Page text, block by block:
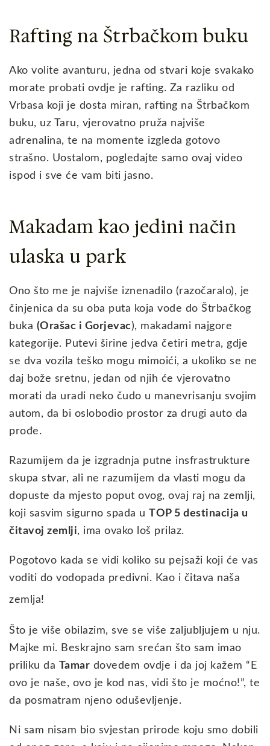
Rafting na Štrbačkom buku
Ako volite avanturu, jedna od stvari koje svakako
morate probati ovdje je rafting. Za razliku od
Vrbasa koji je dosta miran, rafting na Štrbačkom
buku, uz Taru, vjerovatno pruža najviše
adrenalina, te na momente izgleda gotovo
strašno. Uostalom, pogledajte samo ovaj video
ispod i sve će vam biti jasno.
Makadam kao jedini način
ulaska u park
Ono što me je najviše iznenadilo (razočaralo), je
činjenica da su oba puta koja vode do Štrbačkog
buka (Orašac i Gorjevac), makadami najgore
kategorije. Putevi širine jedva četiri metra, gdje
se dva vozila teško mogu mimoići, a ukoliko se ne
daj bože sretnu, jedan od njih će vjerovatno
morati da uradi neko čudo u manevrisanju svojim
autom, da bi oslobodio prostor za drugi auto da
prođe.
Razumijem da je izgradnja putne insfrastrukture
skupa stvar, ali ne razumijem da vlasti mogu da
dopuste da mjesto poput ovog, ovaj raj na zemlji,
koji sasvim sigurno spada u TOP 5 destinacija u
čitavoj zemlji, ima ovako loš prilaz.
Pogotovo kada se vidi koliko su pejsaži koji će vas
voditi do vodopada predivni. Kao i čitava naša
zemlja!
Što je više obilazim, sve se više zaljubljujem u nju.
Majke mi. Beskrajno sam srećan što sam imao
priliku da Tamar dovedem ovdje i da joj kažem “E
ovo je naše, ovo je kod nas, vidi što je moćno!”, te
da posmatram njeno oduševljenje.
Ni sam nisam bio svjestan prirode koju smo dobili